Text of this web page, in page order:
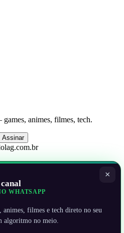
animes, filmes, tech.
Assinar
×
WHATSAPP
animes, filmes e tech direto no seu
algoritmo no meio.